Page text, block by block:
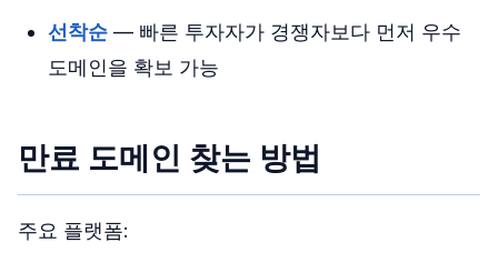
선착순 — 빠른 투자자가 경쟁자보다 먼저 우수
도메인을 확보 가능
만료 도메인 찾는 방법
주요 플랫폼: